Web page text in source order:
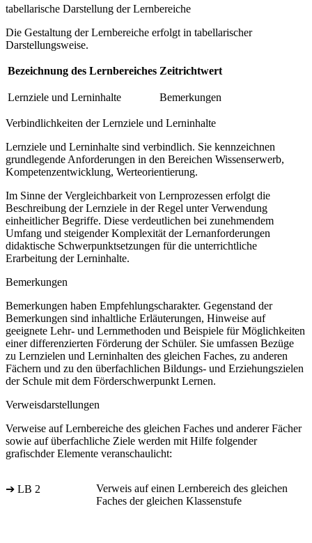
tabellarische Darstellung der Lernbereiche
Die Gestaltung der Lernbereiche erfolgt in tabellarischer
Darstellungsweise.
Bezeichnung des Lernbereiches Zeitrichtwert
Lernziele und Lerninhalte Bemerkungen
Verbindlichkeiten der Lernziele und Lerninhalte
Lernziele und Lerninhalte sind verbindlich. Sie kennzeichnen
grundlegende Anforderungen in den Bereichen Wissenserwerb,
Kompetenzentwicklung, Werteorientierung.
Im Sinne der Vergleichbarkeit von Lernprozessen erfolgt die
Beschreibung der Lernziele in der Regel unter Verwendung
einheitlicher Begriffe. Diese verdeutlichen bei zunehmendem
Umfang und steigender Komplexität der Lernanforderungen
didaktische Schwerpunktsetzungen für die unterrichtliche
Erarbeitung der Lerninhalte.
Bemerkungen
Bemerkungen haben Empfehlungscharakter. Gegenstand der
Bemerkungen sind inhaltliche Erläuterungen, Hinweise auf
geeignete Lehr- und Lernmethoden und Beispiele für Möglichkeiten
einer differenzierten Förderung der Schüler. Sie umfassen Bezüge
zu Lernzielen und Lerninhalten des gleichen Faches, zu anderen
Fächern und zu den überfachlichen Bildungs- und Erziehungszielen
der Schule mit dem Förderschwerpunkt Lernen.
Verweisdarstellungen
Verweise auf Lernbereiche des gleichen Faches und anderer Fächer
sowie auf überfachliche Ziele werden mit Hilfe folgender
grafischder Elemente veranschaulicht:
➔ LB 2
Verweis auf einen Lernbereich des gleichen
Faches der gleichen Klassenstufe